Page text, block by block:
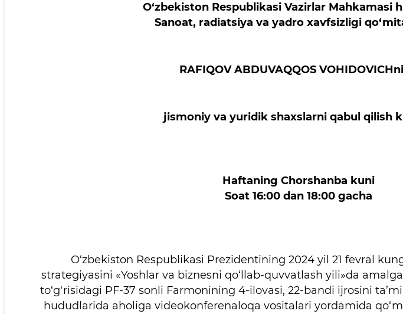
O‘zbekiston Respublikasi Vazirlar Mahkamasi
Sanoat, radiatsiya va yadro xavfsizligi
RAFIQOV ABDUVAQQOS
jismoniy va yuridik shaxslarni qabul qilish
Haftaning Chorshanba kuni
Soat 16:00 dan 18:00 gacha
O‘zbekiston Respublikasi Prezidentining 2024 yil 21 fevral
strategiyasini «Yoshlar va biznesni qo‘llab-quvvatlash yili»da
to‘g‘risidagi PF-37 sonli Farmonining 4-ilovasi, 22-bandi ijrosini
hududlarida aholiga videokonferenaloqa vositalari yordamida